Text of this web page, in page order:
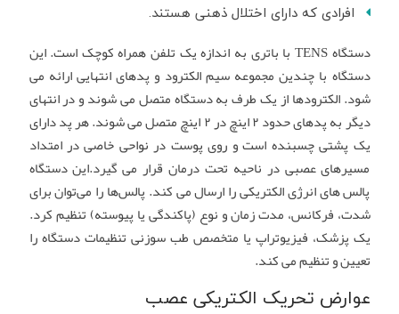
افرادی که دارای اختلال ذهنی هستند.
دستگاه TENS با باتری به اندازه یک تلفن همراه کوچک است. این
دستگاه با چندین مجموعه سیم الکترود و پدهای انتهایی ارائه می
شود. الکترودها از یک طرف به دستگاه متصل می شوند و در انتهای
دیگر به پدهای حدود ۲ اینچ در ۲ اینچ متصل می شوند. هر پد دارای
یک پشتی چسبنده است و روی پوست در نواحی خاصی در امتداد
مسیرهای عصبی در ناحیه تحت درمان قرار می گیرد.این دستگاه
پالس های انرژی الکتریکی را ارسال می کند. پالس‌ها را می‌توان برای
شدت، فرکانس، مدت زمان و نوع (پاکندگی یا پیوسته) تنظیم کرد.
یک پزشک، فیزیوتراپ یا متخصص طب سوزنی تنظیمات دستگاه را
تعیین و تنظیم می کند.
عوارض تحریک الکتریکی عصب